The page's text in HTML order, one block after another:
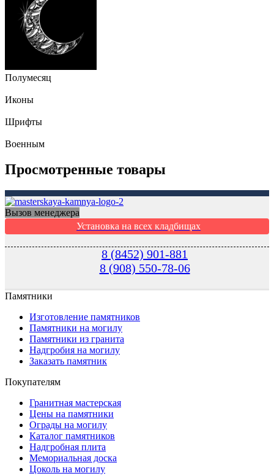
Полумесяц
Иконы
Шрифты
Военным
Просмотренные товары
Вызов менеджера
Установка на всех кладбищах
8 (8452) 901-881
8 (908) 550-78-06
Памятники
Изготовление памятников
Памятники на могилу
Памятники из гранита
Надгробия на могилу
Заказать памятник
Покупателям
Гранитная мастерская
Цены на памятники
Ограды на могилу
Каталог памятников
Надгробная плита
Мемориальная доска
Цоколь на могилу